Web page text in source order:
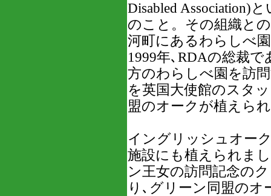
Disabled Association)
のこと。その組織と
河町にあるわらしべ
1999年､RDAの総裁
方のわらしべ園を訪
を英国大使館のスタ
盟のオークが植えら
イングリッシュオー
施設にも植えられま
ン王女の訪問記念の
り､グリーン同盟の